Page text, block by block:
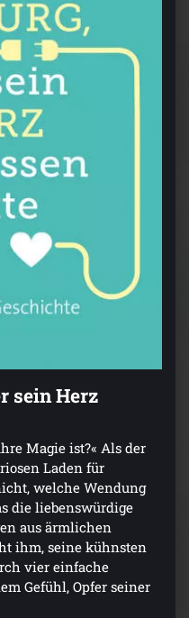
sein Herz
Magie ist?« Als der
Laden für
welche Wendung
die liebenswürdige
aus ärmlichen
ihm, seine kühnsten
vier einfache
Gefühl, Opfer seiner